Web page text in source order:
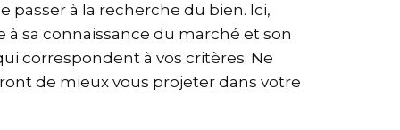
passer à la recherche du bien. Ici,
à sa connaissance du marché et son
correspondent à vos critères. Ne
de mieux vous projeter dans votre